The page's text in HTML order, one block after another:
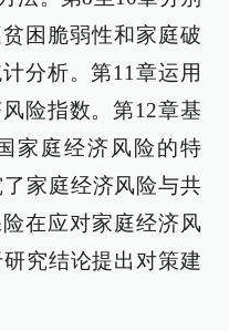
困脆弱性和家庭破
分析。第11章运用
险指数。第12章基
家庭经济风险的特
家庭经济风险与共
在应对家庭经济风
究结论提出对策建